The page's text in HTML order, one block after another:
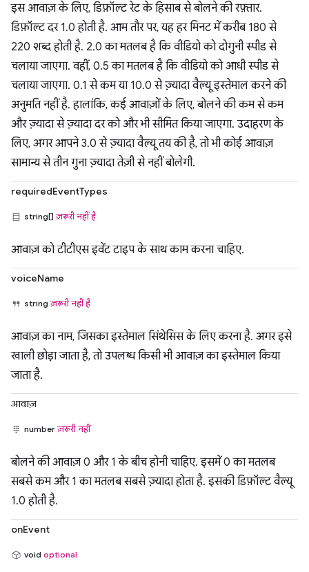
इस आवाज़ के लिए, डिफ़ॉल्ट रेट के हिसाब से बोलने की रफ़्तार.
डिफ़ॉल्ट दर 1.0 होती है. आम तौर पर, यह हर मिनट में करीब 180 से
220 शब्द होती है. 2.0 का मतलब है कि वीडियो को दोगुनी स्पीड से
चलाया जाएगा. वहीं, 0.5 का मतलब है कि वीडियो को आधी स्पीड से
चलाया जाएगा. 0.1 से कम या 10.0 से ज़्यादा वैल्यू इस्तेमाल करने की
अनुमति नहीं है. हालांकि, कई आवाज़ों के लिए, बोलने की कम से कम
और ज़्यादा से ज़्यादा दर को और भी सीमित किया जाएगा. उदाहरण के
लिए, अगर आपने 3.0 से ज़्यादा वैल्यू तय की है, तो भी कोई आवाज़
सामान्य से तीन गुना ज़्यादा तेज़ी से नहीं बोलेगी.
requiredEventTypes
string[]ज़रूरी नहीं है
आवाज़ को टीटीएस इवेंट टाइप के साथ काम करना चाहिए.
voiceName
stringज़रूरी नहीं है
आवाज़ का नाम, जिसका इस्तेमाल सिंथेसिस के लिए करना है. अगर इसे
खाली छोड़ा जाता है, तो उपलब्ध किसी भी आवाज़ का इस्तेमाल किया
जाता है.
आवाज़
numberज़रूरी नहीं
बोलने की आवाज़ 0 और 1 के बीच होनी चाहिए. इसमें 0 का मतलब
सबसे कम और 1 का मतलब सबसे ज़्यादा होता है. इसकी डिफ़ॉल्ट वैल्यू
1.0 होती है.
onEvent
void optional